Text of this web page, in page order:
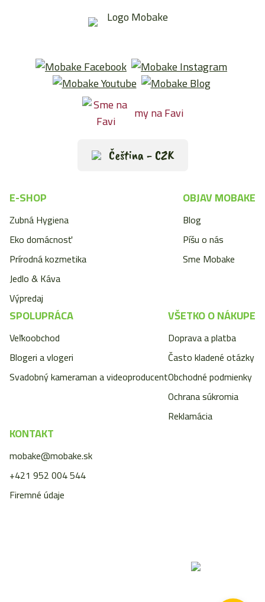
my na Favi
Čeština - CZK
E-SHOP
Zubná Hygiena
Eko domácnosť
Prírodná kozmetika
Jedlo & Káva
Výpredaj
OBJAV MOBAKE
Blog
Píšu o nás
Sme Mobake
SPOLUPRÁCA
Veľkoobchod
Blogeri a vlogeri
Svadobný kameraman a videoproducent
VŠETKO O NÁKUPE
Doprava a platba
Často kladené otázky
Obchodné podmienky
Ochrana súkromia
Reklamácia
KONTAKT
mobake@mobake.sk
+421 952 004 544
Firemné údaje